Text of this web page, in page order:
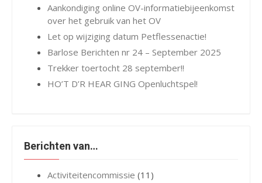
Aankondiging online OV-informatiebijeenkomst
over het gebruik van het OV
Let op wijziging datum Petflessenactie!
Barlose Berichten nr 24 – September 2025
Trekker toertocht 28 september!!
HO’T D’R HEAR GING Openluchtspel!
Berichten van…
Activiteitencommissie (11)